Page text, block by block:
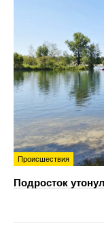
Происшествия
Подросток